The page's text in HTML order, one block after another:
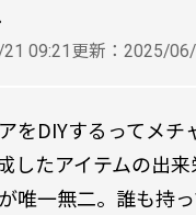
09:21 更新：2025/
をDIYするってメチ
したアイテムの出
唯一無二。誰も持